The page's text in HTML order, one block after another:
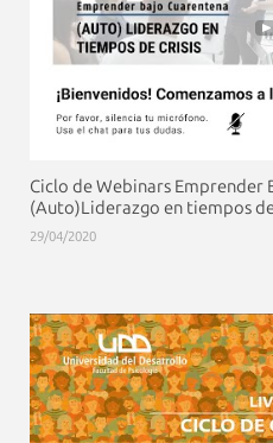
Ciclo de Webinars Emprender
(Auto)Liderazgo en tiempos
29/04/2020